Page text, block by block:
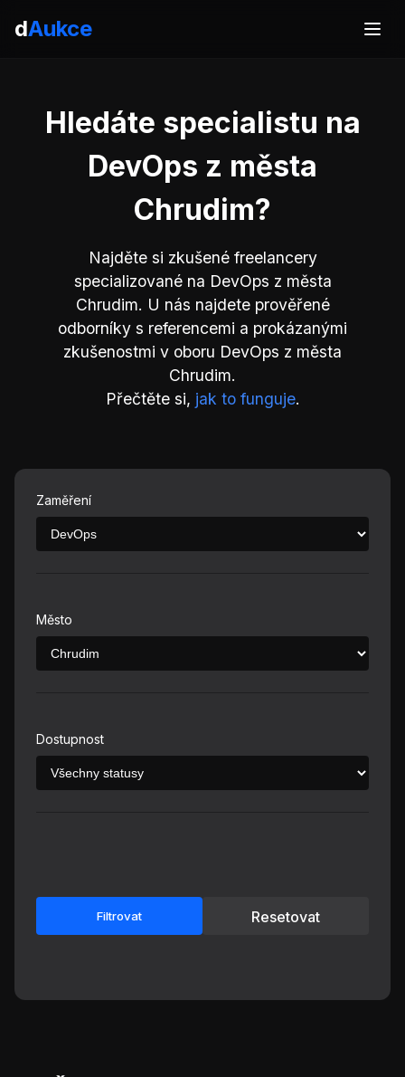
dAukce
Hledáte specialistu na
DevOps z města
Chrudim?
Najděte si zkušené freelancery
specializované na DevOps z města
Chrudim. U nás najdete prověřené
odborníky s referencemi a prokázanými
zkušenostmi v oboru DevOps z města
Chrudim.
Přečtěte si, jak to funguje.
Zaměření
Město
Dostupnost
Filtrovat Resetovat